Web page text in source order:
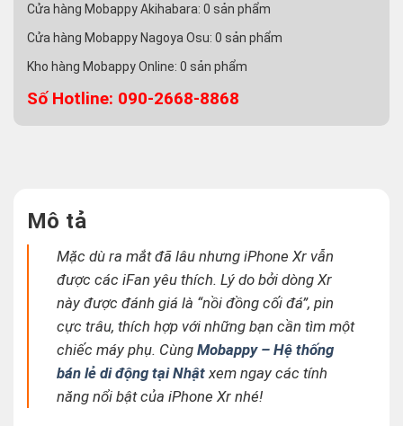
Cửa hàng Mobappy Akihabara: 0 sản phẩm
Cửa hàng Mobappy Nagoya Osu: 0 sản phẩm
Kho hàng Mobappy Online: 0 sản phẩm
Số Hotline: 090-2668-8868
Mô tả
Mặc dù ra mắt đã lâu nhưng iPhone Xr vẫn
được các iFan yêu thích. Lý do bởi dòng Xr
này được đánh giá là “nồi đồng cối đá”, pin
cực trâu, thích hợp với những bạn cần tìm một
chiếc máy phụ. CùngMobappy – Hệ thống
bán lẻ di động tại Nhật xem ngay các tính
năng nổi bật của iPhone Xr nhé!